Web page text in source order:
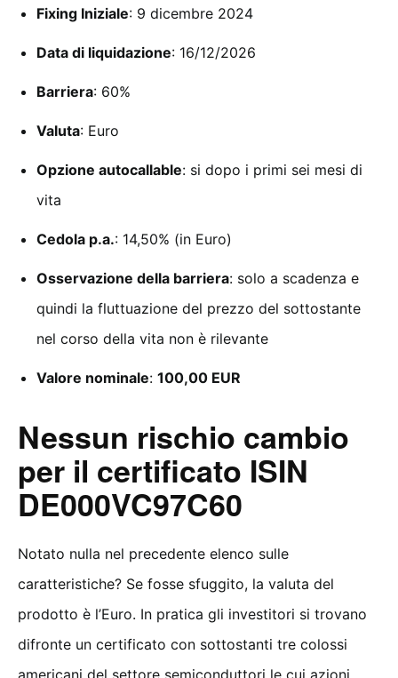
Fixing Iniziale: 9 dicembre 2024
Data di liquidazione: 16/12/2026
Barriera: 60%
Valuta: Euro
Opzione autocallable: si dopo i primi sei mesi di
vita
Cedola p.a.: 14,50% (in Euro)
Osservazione della barriera: solo a scadenza e
quindi la fluttuazione del prezzo del sottostante
nel corso della vita non è rilevante
Valore nominale: 100,00 EUR
Nessun rischio cambio
per il certificato ISIN
DE000VC97C60
Notato nulla nel precedente elenco sulle
caratteristiche? Se fosse sfuggito, la valuta del
prodotto è l’Euro. In pratica gli investitori si trovano
difronte un certificato con sottostanti tre colossi